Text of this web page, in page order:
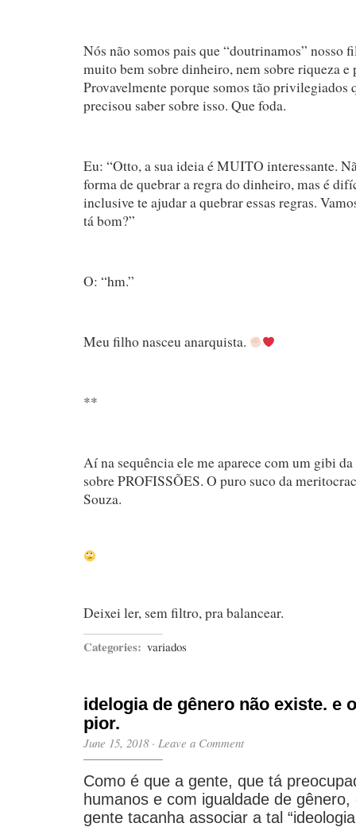
Nós não somos pais que “doutrinamos” nosso
muito bem sobre dinheiro, nem sobre riqueza e
Provavelmente porque somos tão privilegiados
precisou saber sobre isso. Que foda.
Eu: “Otto, a sua ideia é MUITO interessante.
forma de quebrar a regra do dinheiro, mas é
inclusive te ajudar a quebrar essas regras.
tá bom?”
O: “hm.”
Meu filho nasceu anarquista.
**
Aí na sequência ele me aparece com um gibi
sobre PROFISSÕES. O puro suco da
Souza.
Deixei ler, sem filtro, pra balancear.
Categories: variados
idelogia de gênero não existe. e
pior.
June 15, 2018· Leave a Comment
Como é que a gente, que tá
humanos e com igualdade de gênero,
gente tacanha associar a tal